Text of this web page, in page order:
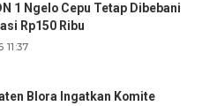
1 Ngelo Cepu Tetap Dibebani
Rp150 Ribu
Blora Ingatkan Komite